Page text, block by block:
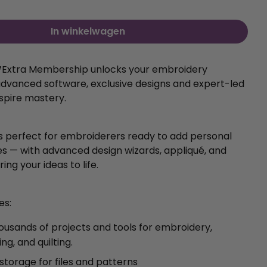
In winkelwagen
Membership unlocks your embroidery
software, exclusive designs and expert-led
mastery.
perfect for embroiderers ready to add personal
— with advanced design wizards, appliqué, and
your ideas to life.
of projects and tools for embroidery,
and quilting.
for files and patterns